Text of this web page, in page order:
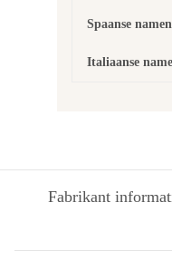
Spaanse
Italiaanse
Fabrikant